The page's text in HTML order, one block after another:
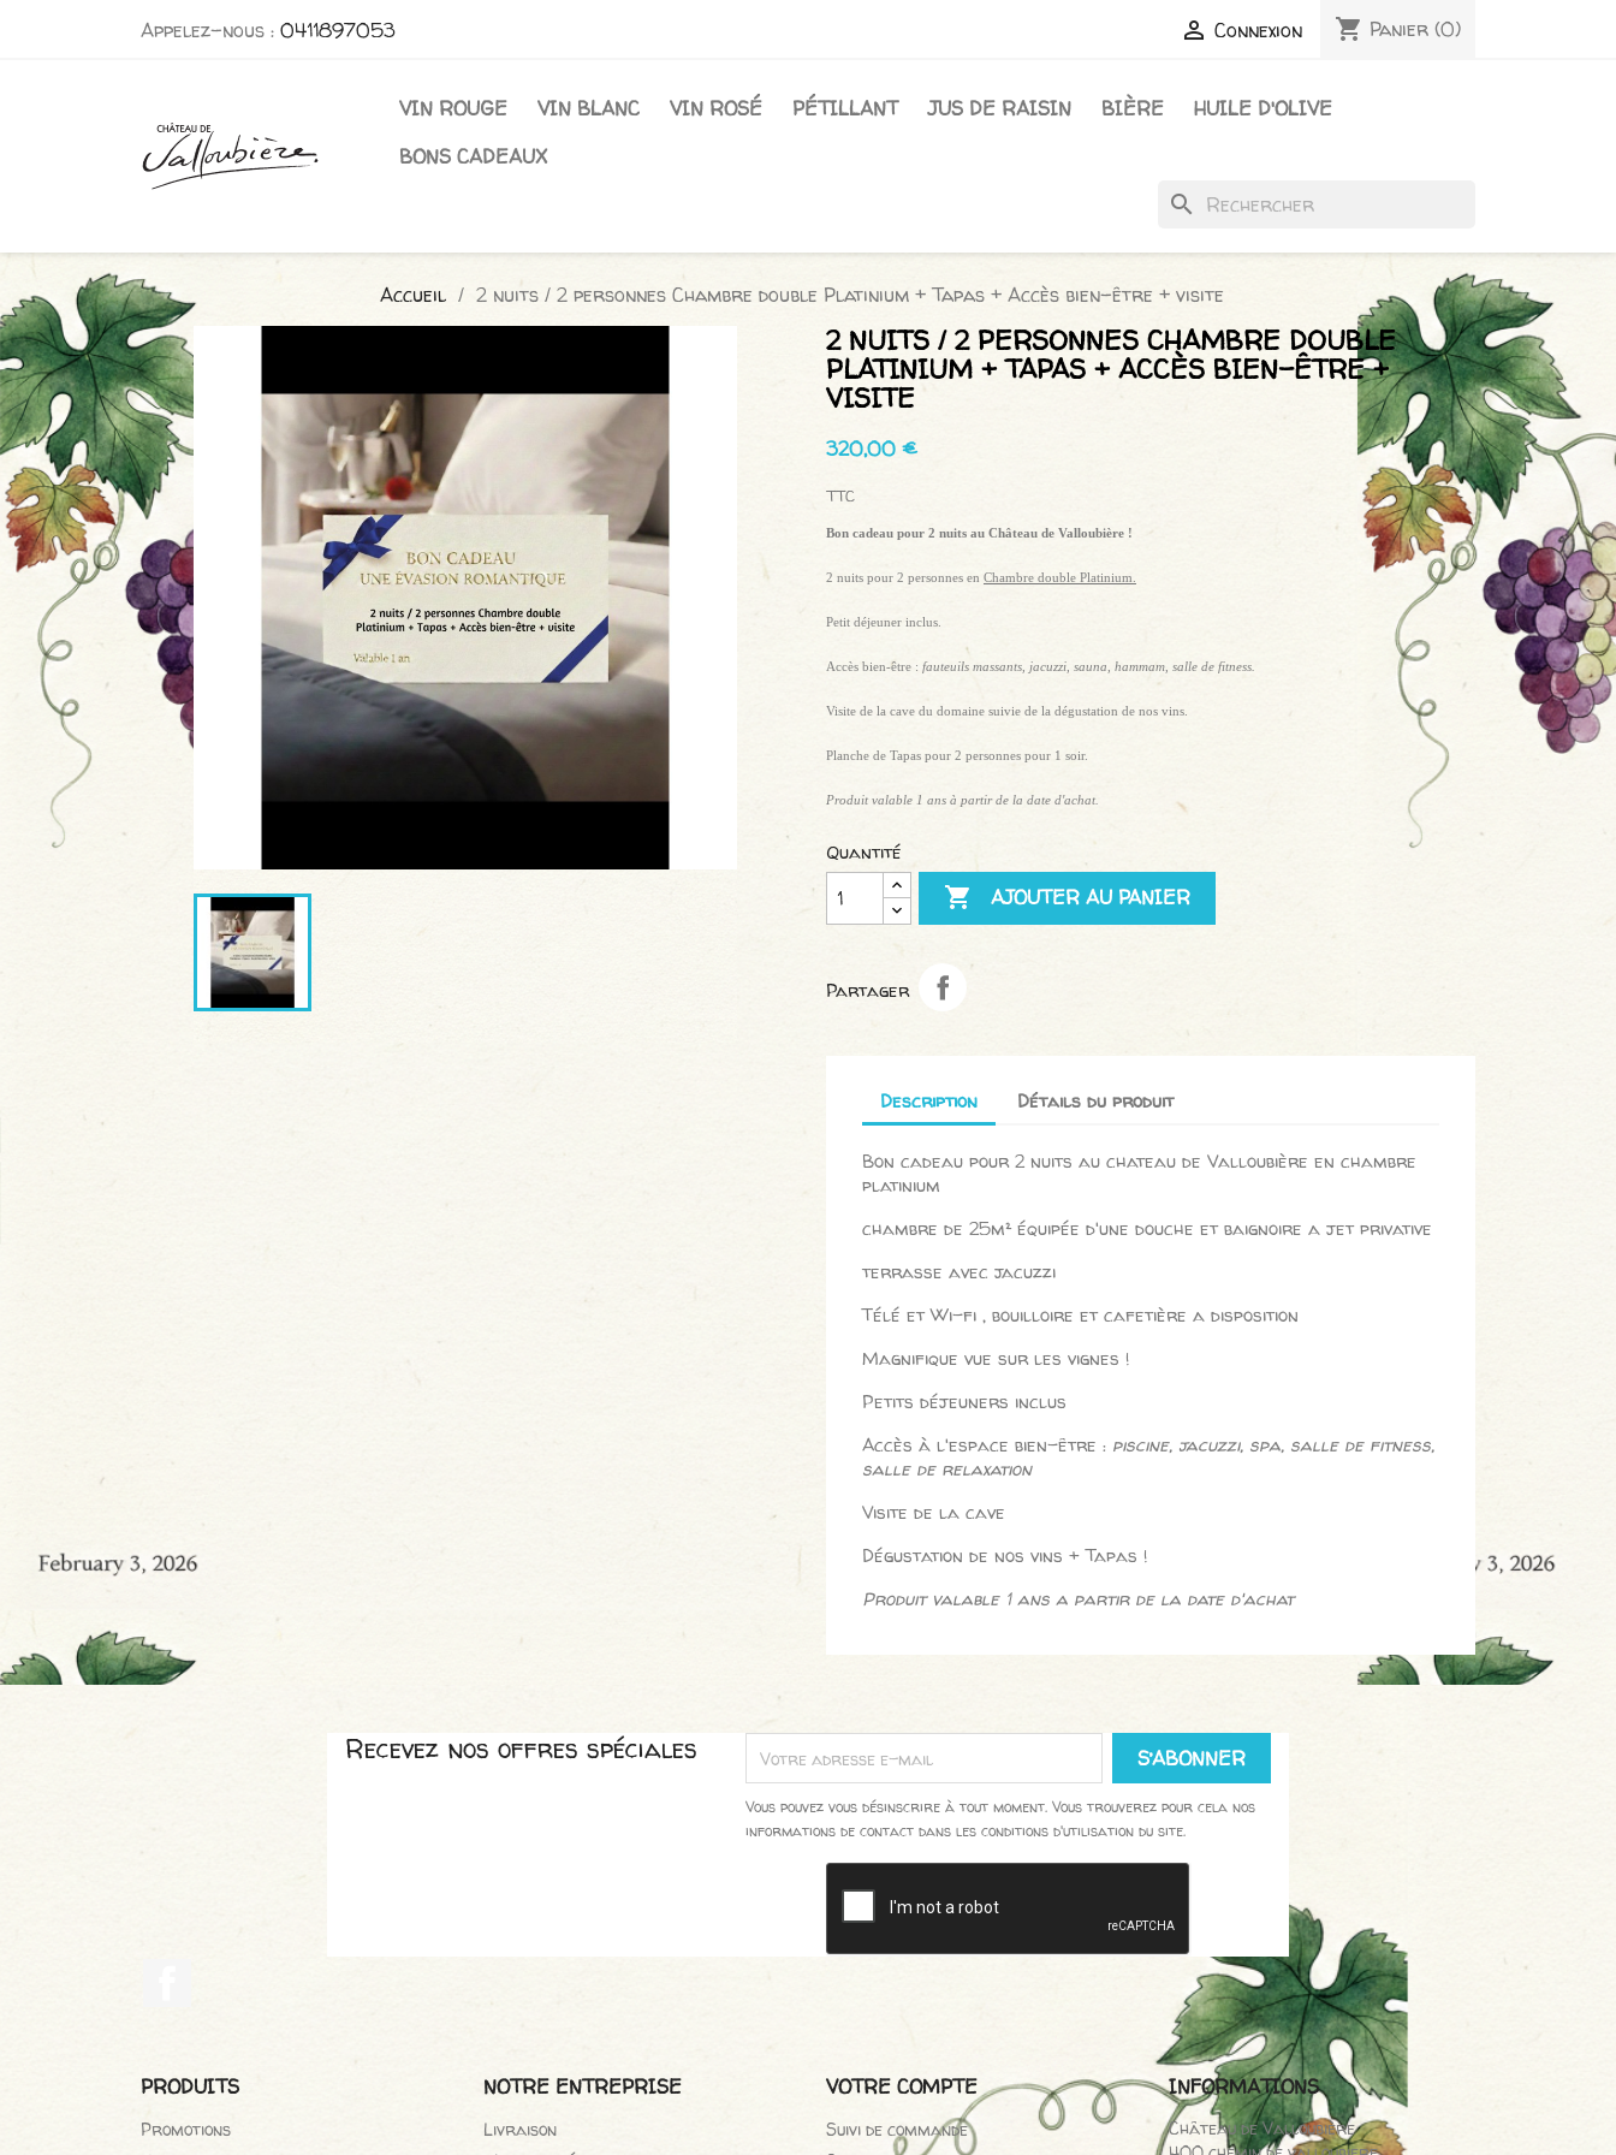
Appelez-nous : 0411897053  Connexion shopping_cart Panier (0)
VIN ROUGE VIN BLANC VIN ROSÉ PÉTILLANT JUS DE RAISIN BIÈRE
HUILE D'OLIVE
BONS CADEAUX
search
Accueil 2 nuits / 2 personnes Chambre double Platinium + Tapas + Accès bien-être + visite
2 NUITS / 2 PERSONNES CHAMBRE DOUBLE
PLATINIUM + TAPAS + ACCÈS BIEN-ÊTRE +
VISITE
320,00 €
TTC
Bon cadeau pour 2 nuits au Château de Valloubière !
2 nuits pour 2 personnes en Chambre double Platinium.
Petit déjeuner inclus.
Accès bien-être : fauteuils massants, jacuzzi, sauna, hammam, salle de fitness.
Visite de la cave du domaine suivie de la dégustation de nos vins.
Planche de Tapas pour 2 personnes pour 1 soir.
Produit valable 1 ans à partir de la date d'achat.
Quantité
 AJOUTER AU PANIER
Partager
Description Détails du produit
Bon cadeau pour 2 nuits au chateau de Valloubière en chambre
platinium
chambre de 25m² équipée d'une douche et baignoire a jet privative
terrasse avec jacuzzi
Télé et Wi-fi , bouilloire et cafetière a disposition
Magnifique vue sur les vignes !
Petits déjeuners inclus
Accès à l'espace bien-être : piscine, jacuzzi, spa, salle de fitness,
salle de relaxation
Visite de la cave
Dégustation de nos vins + Tapas !
Produit valable 1 ans a partir de la date d'achat
Recevez nos offres spéciales
Vous pouvez vous désinscrire à tout moment. Vous trouverez pour cela nos
informations de contact dans les conditions d'utilisation du site.
PRODUITS
Promotions
NOTRE ENTREPRISE
Livraison
VOTRE COMPTE
Suivi de commande
INFORMATIONS
Château de Valloubière